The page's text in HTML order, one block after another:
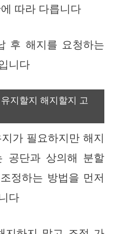
따라 다릅니다
후 해지를 요청하는
니다
지할지 해지할지 고
가 필요하지만 해지
공단과 상의해 분할
정하는 방법을 먼저
다